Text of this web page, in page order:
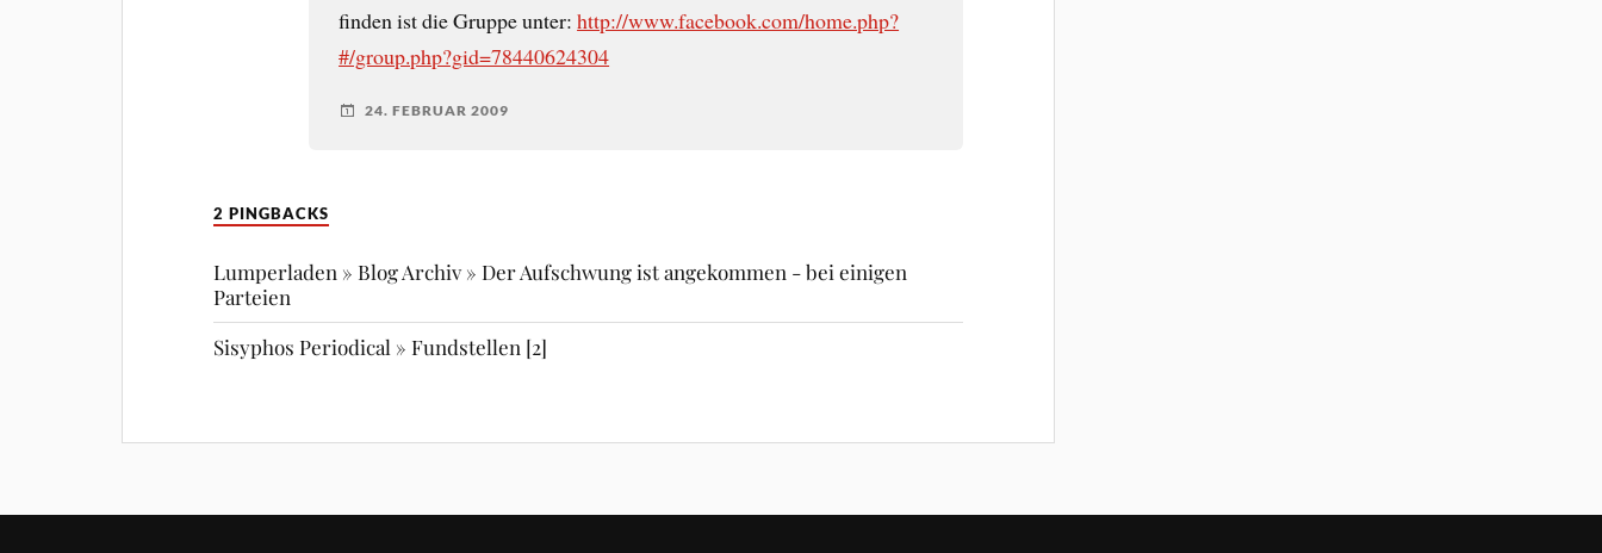
finden ist die Gruppe unter:http://www.facebook.com/home.php?
#/group.php?gid=78440624304
24. FEBRUAR 2009
2 PINGBACKS
Lumperladen » Blog Archiv » Der Aufschwung ist angekommen - bei einigen
Parteien
Sisyphos Periodical » Fundstellen [2]